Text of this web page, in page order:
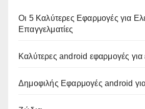
Οι 5 Καλύτερες Εφαρμογές για
Επαγγελματίες
Καλύτερες android εφαρμογές για
Δημοφιλής Εφαρμογές android για